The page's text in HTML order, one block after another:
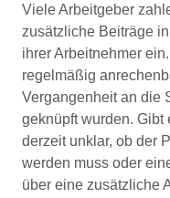
Viele Arbeitgeber
zusätzliche Beiträge
ihrer Arbeitnehmer
regelmäßig
Vergangenheit an die
geknüpft wurden. Gibt
derzeit unklar, ob der
werden muss oder
über eine zusätzliche